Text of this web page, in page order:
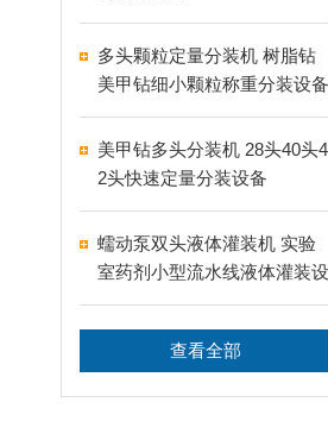
多头颗粒定量分装机 树脂钻
美甲钻细小颗粒称重分装设备
支持24-60头定制
美甲钻多头分装机 28头40头4
2头快速定量分装设备
蠕动泵双头液体灌装机 实验
室药剂小型流水线液体灌装设
备
查看全部